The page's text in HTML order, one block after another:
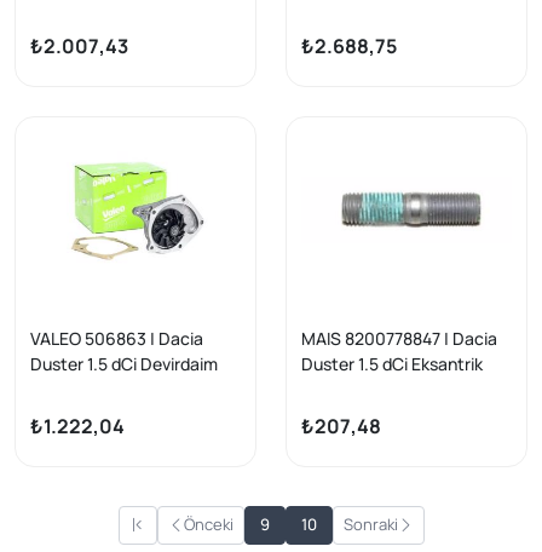
10-
₺2.007,43 ₺2.688,75
VALEO 506863 | Dacia
Duster 1.5 dCi Devirdaim
Clio II III Dokker
₺1.222,04
MAIS 8200778847 | Dacia
Duster 1.5 dCi Eksantrik
Clio 4
₺207,48
Önceki 9 10 Sonraki